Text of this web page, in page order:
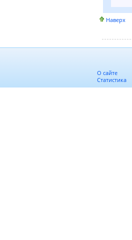
Наверх
О сайте
Статистика